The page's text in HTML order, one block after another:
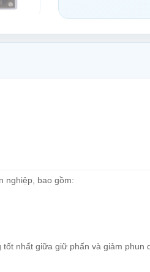
nghiệp, bao gồm:
nhất giữa giữ phấn và giảm phun